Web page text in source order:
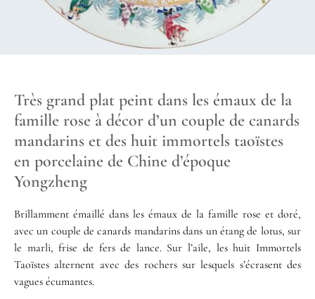
Très grand plat peint dans les émaux de la
famille rose à décor d’un couple de canards
mandarins et des huit immortels taoïstes
en porcelaine de Chine d’époque
Yongzheng
Brillamment émaillé dans les émaux de la famille rose et doré,
avec un couple de canards mandarins dans un étang de lotus, sur
le marli, frise de fers de lance. Sur l’aile, les huit Immortels
Taoïstes alternent avec des rochers sur lesquels s’écrasent des
vagues écumantes.